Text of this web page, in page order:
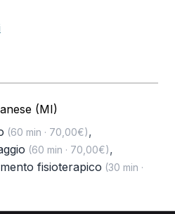
(MI)
(60 min · 70,00€),
(60 min · 70,00€),
fisioterapico (30 min ·